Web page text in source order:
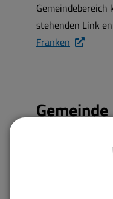
Gemeindebereich
stehenden Link
Franken
Zweckverband